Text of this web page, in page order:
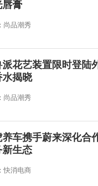
唇膏
尚品潮秀
派花艺装置限时登
水揭晓
尚品潮秀
养车携手蔚来深化合
新生态
快消电商